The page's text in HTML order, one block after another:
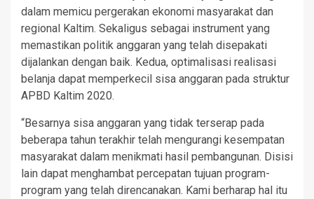
dalam memicu pergerakan ekonomi masyarakat dan
regional Kaltim. Sekaligus sebagai instrument yang
memastikan politik anggaran yang telah disepakati
dijalankan dengan baik. Kedua, optimalisasi realisasi
belanja dapat memperkecil sisa anggaran pada struktur
APBD Kaltim 2020.
“Besarnya sisa anggaran yang tidak terserap pada
beberapa tahun terakhir telah mengurangi kesempatan
masyarakat dalam menikmati hasil pembangunan. Disisi
lain dapat menghambat percepatan tujuan program-
program yang telah direncanakan. Kami berharap hal itu